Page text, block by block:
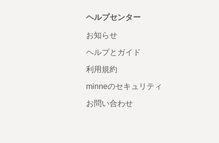
ヘルプセンター
お知らせ
ヘルプとガイド
利用規約
minneのセキュリティ
お問い合わせ